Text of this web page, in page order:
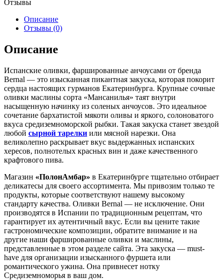
Отзывы
Описание
Отзывы (0)
Описание
Испанские оливки, фаршированные анчоусами от бренда
Bernal — это изысканная пикантная закуска, которая покорит
сердца настоящих гурманов Екатеринбурга. Крупные сочные
оливки маслины сорта «Мансанилья» таят внутри
насыщенную начинку из соленых анчоусов. Это идеальное
сочетание бархатистой мякоти оливы и яркого, солоноватого
вкуса средиземноморской рыбки. Такая закуска станет звездой
любой сырной тарелки или мясной нарезки. Она
великолепно раскрывает вкус выдержанных испанских
хересов, полнотелых красных вин и даже качественного
крафтового пива.
Магазин «ПолонАмбар» в Екатеринбурге тщательно отбирает
деликатесы для своего ассортимента. Мы привозим только те
продукты, которые соответствуют нашему высокому
стандарту качества. Оливки Bernal — не исключение. Они
производятся в Испании по традиционным рецептам, что
гарантирует их аутентичный вкус. Если вы цените такие
гастрономические композиции, обратите внимание и на
другие наши фаршированные оливки и маслины,
представленные в этом разделе сайта. Эта закуска — must-
have для организации изысканного фуршета или
романтического ужина. Она привнесет нотку
Средиземноморья в ваш дом.